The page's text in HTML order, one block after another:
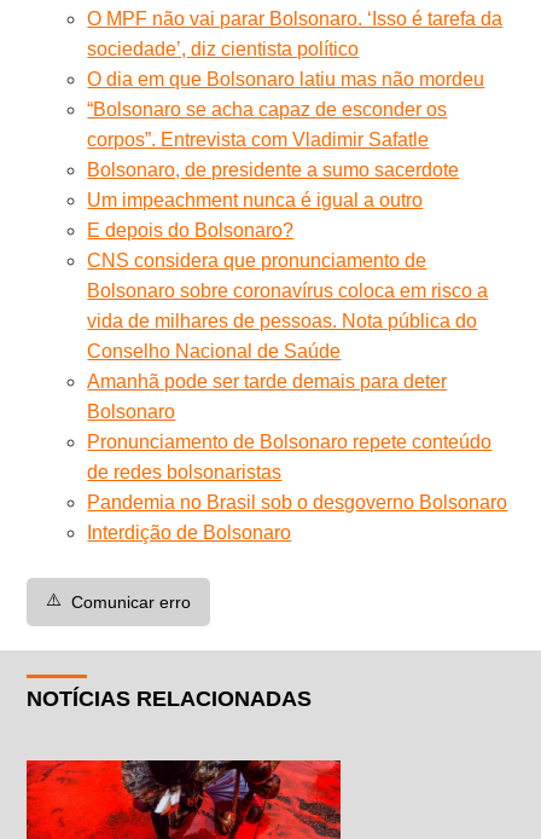
O MPF não vai parar Bolsonaro. ‘Isso é tarefa da
sociedade’, diz cientista político
O dia em que Bolsonaro latiu mas não mordeu
“Bolsonaro se acha capaz de esconder os
corpos”. Entrevista com Vladimir Safatle
Bolsonaro, de presidente a sumo sacerdote
Um impeachment nunca é igual a outro
E depois do Bolsonaro?
CNS considera que pronunciamento de
Bolsonaro sobre coronavírus coloca em risco a
vida de milhares de pessoas. Nota pública do
Conselho Nacional de Saúde
Amanhã pode ser tarde demais para deter
Bolsonaro
Pronunciamento de Bolsonaro repete conteúdo
de redes bolsonaristas
Pandemia no Brasil sob o desgoverno Bolsonaro
Interdição de Bolsonaro
⚠️ Comunicar erro
NOTÍCIAS RELACIONADAS